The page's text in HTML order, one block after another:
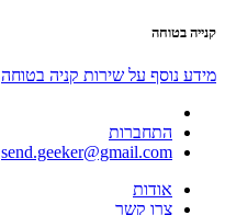
קנייה בטוחה
מידע נוסף על שירות קניה בטוחה
התחברות
send.geeker@gmail.com
אודות
צרו קשר